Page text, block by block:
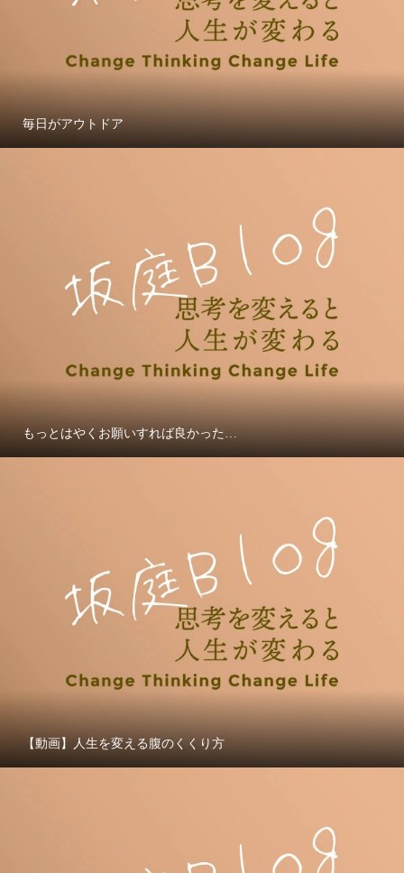
毎日がアウトドア
もっとはやくお願いすれば良かった…
【動画】人生を変える腹のくくり方